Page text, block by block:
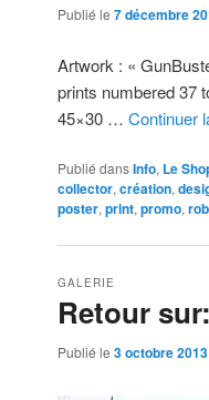
Publié le 7 décembre
Artwork : «
prints numbered 37
45×30 … Continuer
Publié dansInfo, Le
collector, création,
poster, print, promo,
Retour
GALERIE
Publié le 3 octobre 2013